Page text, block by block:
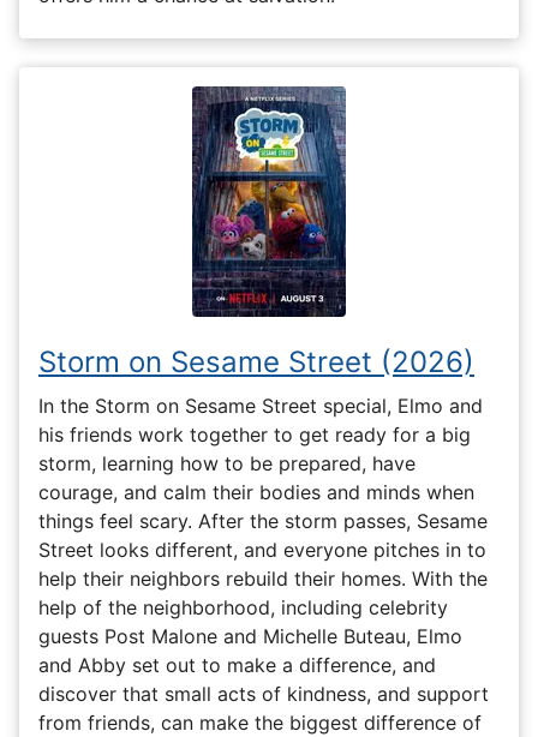
Storm on Sesame Street (2026)
In the Storm on Sesame Street special, Elmo and
his friends work together to get ready for a big
storm, learning how to be prepared, have
courage, and calm their bodies and minds when
things feel scary. After the storm passes, Sesame
Street looks different, and everyone pitches in to
help their neighbors rebuild their homes. With the
help of the neighborhood, including celebrity
guests Post Malone and Michelle Buteau, Elmo
and Abby set out to make a difference, and
discover that small acts of kindness, and support
from friends, can make the biggest difference of